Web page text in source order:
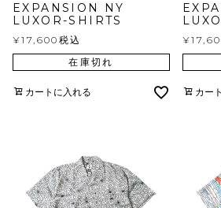
EXPANSION NY
LUXOR-SHIRTS
¥17,600 税込
在庫切れ
カートに入れる
¥
カー